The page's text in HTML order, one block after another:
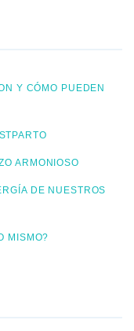
Y CÓMO PUEDEN
ARMONIOSO
DE NUESTROS
MISMO?